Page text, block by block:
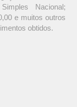
Nacional;
e muitos outros
obtidos.